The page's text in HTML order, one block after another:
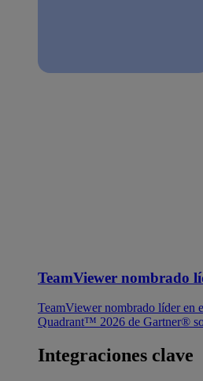
TeamViewer nombrado
TeamViewer nombrado líder en
Quadrant™ 2026 de Gartner®
Integraciones clave